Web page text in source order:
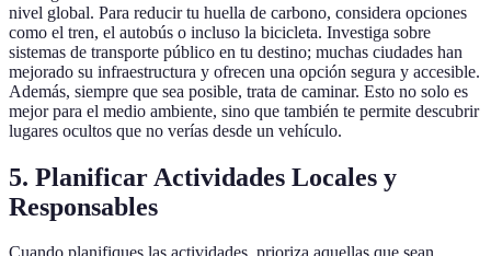
nivel global. Para reducir tu huella de carbono, considera opciones
como el tren, el autobús o incluso la bicicleta. Investiga sobre
sistemas de transporte público en tu destino; muchas ciudades han
mejorado su infraestructura y ofrecen una opción segura y accesible.
Además, siempre que sea posible, trata de caminar. Esto no solo es
mejor para el medio ambiente, sino que también te permite descubrir
lugares ocultos que no verías desde un vehículo.
5. Planificar Actividades Locales y
Responsables